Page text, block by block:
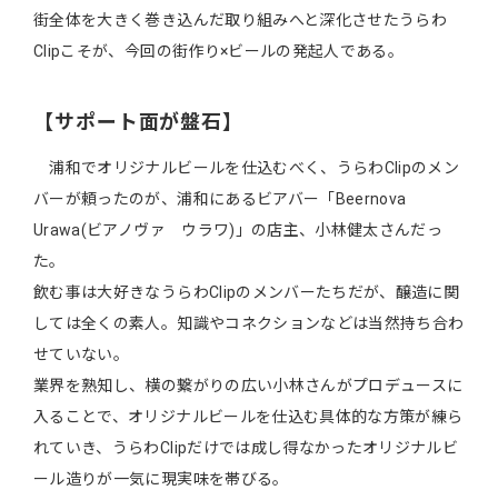
街全体を大きく巻き込んだ取り組みへと深化させたうらわ
Clipこそが、今回の街作り×ビールの発起人である。
【サポート面が盤石】
浦和でオリジナルビールを仕込むべく、うらわClipのメン
バーが頼ったのが、浦和にあるビアバー「Beernova
Urawa(ビアノヴァ ウラワ)」の店主、小林健太さんだっ
た。
飲む事は大好きなうらわClipのメンバーたちだが、醸造に関
しては全くの素人。知識やコネクションなどは当然持ち合わ
せていない。
業界を熟知し、横の繋がりの広い小林さんがプロデュースに
入ることで、オリジナルビールを仕込む具体的な方策が練ら
れていき、うらわClipだけでは成し得なかったオリジナルビ
ール造りが一気に現実味を帯びる。